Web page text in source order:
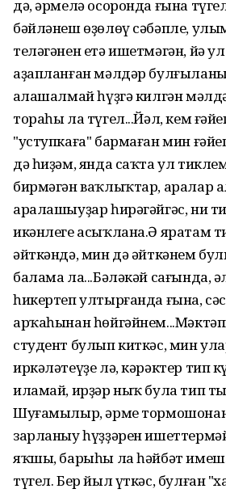
дә, әрмелә осоронда ғына
бәйләнеш өҙөлөү сәбәпле,
теләгәнен етә ишетмәгән, йә
аҙапланған мәлдәр
аңлашалмай һүҙгә килгән
тораһы ла түгел...Йәл, кем
"уступкаға" бармаған мин
дә һиҙәм, янда саҡта ул
бирмәгән ваҡлыҡтар, аралар
аралашыуҙар һирәгәйгәс, ни
икәнлеге асыҡлана.Ә яратам
әйткәндә, мин дә әйткәнем
балама ла...Бәләкәй сағында,
һикертеп ултырғанда ғына,
арҡаһынан
студент булып киткәс, мин
иркәләтеүҙе лә, кәрәктер тип
иламай, ирҙәр ныҡ була тип
Шуғамылыр, әрме
зарланыу һүҙҙәрен
яҡшы, барыһы ла һәйбәт
түгел. Бер йыл үткәс, булған